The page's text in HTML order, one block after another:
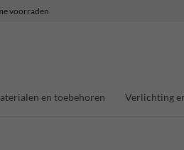
voorraden
en toebehoren Verlichting